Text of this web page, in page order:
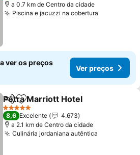
a 0.7 km de Centro da cidade
Piscina e jacuzzi na cobertura
ver os preços
Ver preços
PartilharAdicionar aos favoritos
Petra Marriott Hotel
5 Estrelas
8,6 Excelente
4.673
a 2.1 km de Centro da cidade
Culinária jordaniana autêntica